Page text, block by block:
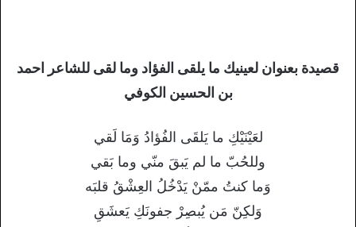
قصيدة بعنوان لعينيك ما يلقى الفؤاد وما لقى للشاعر احمد
بن الحسين الكوفي
لعَيْنَيْكِ ما يَلقَى الفُؤادُ وَمَا لَقي
وللحُبّ ما لم يَبقَ منّي وما بَقي
وَما كنتُ ممّنْ يَدْخُلُ العِشْقُ قلبَه
وَلكِنّ مَن يُبصِرْ جفونَكِ يَعشَقِ